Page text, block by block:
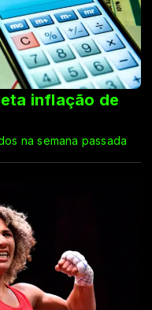
inflação de
na semana passada